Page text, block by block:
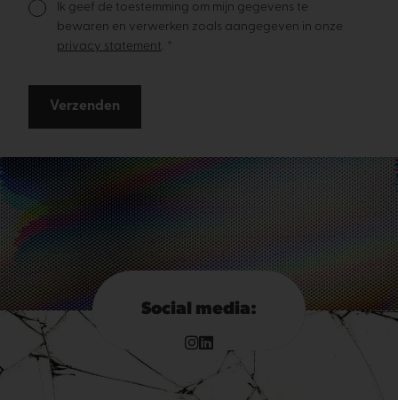
Ik geef de toestemming om mijn gegevens te
bewaren en verwerken zoals aangegeven in onze
privacy statement. *
Verzenden
Social media: